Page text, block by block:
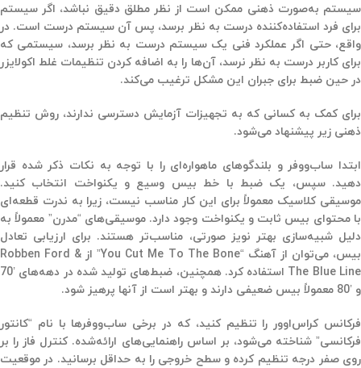
سیستم به‌صورت ذهنی ممکن است از نظر مطلق دقیق نباشد، اگر سیستم
برای فرد استفاده‌کننده درست به نظر برسد، پس آن سیستم درست است. در
واقع، حتی اگر عملکرد فنی یک سیستم درست به نظر برسد، سیستمی که
برای کاربر درست به نظر نرسد، آن‌ها را به اضافه کردن تنظیمات غلط اکولایزر
در حین ضبط برای جبران این مشکل ترغیب می‌کند.
برای کمک به کسانی که به تجهیزات آزمایش دسترسی ندارند، روش تنظیم
ذهنی زیر پیشنهاد می‌شود.
ابتدا ساب‌ووفر و بلندگوهای ماهواره‌ای را با توجه به نکات ذکر شده قرار
دهید. سپس، یک ضبط با خط بیس وسیع و یکنواخت انتخاب کنید.
موسیقی کلاسیک معمولاً برای این کار مناسب نیست، زیرا به ندرت قطعه‌ای
با محتوای بیس ثابت و یکنواخت وجود دارد. موسیقی‌های “مدرن” معمولاً به
دلیل شبیه‌سازی بهتر نویز صورتی، مناسب‌تر هستند. برای ارزیابی تعادل
بیس، می‌توان از آهنگ “You Cut Me To The Bone” از Robben Ford &
The Blue Line استفاده کرد. همچنین، ضبط‌های تولید شده در دهه‌های ’70
و ’80 معمولاً بیس ضعیفی دارند و بهتر است از آنها پرهیز شود.
فرکانس کراس‌اوور را تنظیم کنید، که در برخی ساب‌ووفرها با نام “کانتور
فرکانسی” شناخته می‌شود، بر اساس راهنمایی‌های ارائه‌شده. کنترل فاز را بر
روی صفر درجه تنظیم کرده و سطح خروجی را به حداقل برسانید. در موقعیت